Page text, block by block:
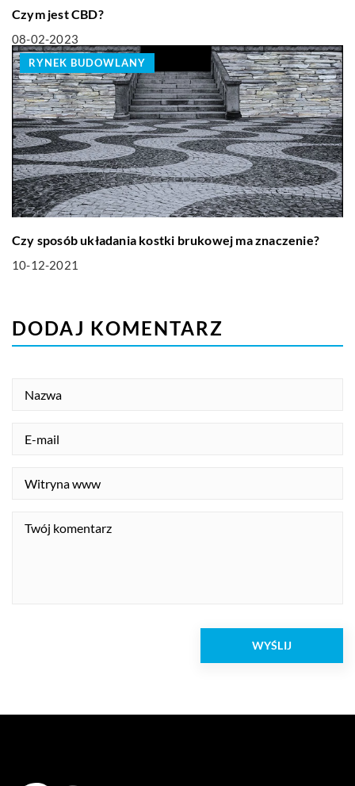
Czym jest CBD?
08-02-2023
RYNEK BUDOWLANY
Czy sposób układania kostki brukowej ma znaczenie?
10-12-2021
DODAJ KOMENTARZ